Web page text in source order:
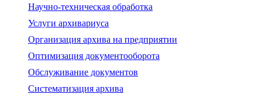
Научно-техническая обработка
Услуги архивариуса
Организация архива на предприятии
Оптимизация документооборота
Обслуживание документов
Систематизация архива